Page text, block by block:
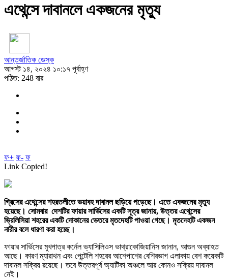
এথেন্সে দাবানলে একজনের মৃত্যু
আন্তর্জাতিক ডেস্ক
আগস্ট ১৪, ২০২৪ ১০:১৭ পূর্বাহ্ণ
পঠিত: 248 বার
ফ+ ফ- ফ
Link Copied!
গ্রিসের এথেন্সের শহরতলীতে ভয়াবহ দাবানল ছড়িয়ে পড়েছে। এতে একজনের মৃত্যু
হয়েছে। সোমবার দেশটির ফায়ার সার্ভিসের একটি সূত্র জানায়, উত্তর এথেন্সের
ভ্রিলিসিয়া শহরের একটি দোকানের ভেতরে মৃতদেহটি পাওয়া গেছে। মৃতদেহটি একজন
নারীর বলে ধারণা করা হচ্ছে।
ফায়ার সার্ভিসের মুখপাত্র কর্নেল ভ্যাসিলিওস ভাথ্রাকোজিয়ানিস জানান, আগুন অব্যাহত
আছে। কারণ ম্যারাথন এবং পেন্টেলি শহরের আশেপাশের বেশিরভাগ এলাকায় বেশ কয়েকটি
দাবানল সক্রিয় রয়েছে। তবে উত্তরপূর্ব অ্যাটিকা অঞ্চলে আর কোনও সক্রিয় দাবানল
নেই।